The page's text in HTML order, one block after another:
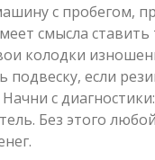
с пробегом,
смысла
колодки
подвеску, если
с
Без этого